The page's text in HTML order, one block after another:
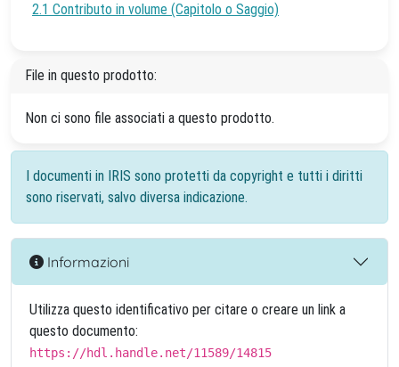
2.1 Contributo in volume (Capitolo o Saggio)
File in questo prodotto:
Non ci sono file associati a questo prodotto.
I documenti in IRIS sono protetti da copyright e tutti i diritti
sono riservati, salvo diversa indicazione.
Informazioni
Utilizza questo identificativo per citare o creare un link a
questo documento:
https://hdl.handle.net/11589/14815